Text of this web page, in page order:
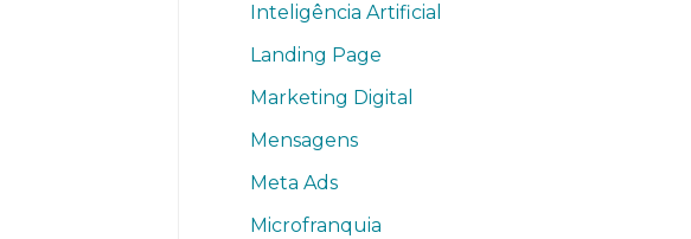
Inteligência Artificial
Landing Page
Marketing Digital
Mensagens
Meta Ads
Microfranquia